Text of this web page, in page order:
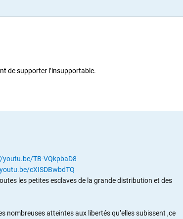
de supporter l’insupportable.
youtu.be/TB-VQkpbaD8
cXISDBwbdTQ
les petites esclaves de la grande distribution et des
nombreuses atteintes aux libertés qu’elles subissent ,ce